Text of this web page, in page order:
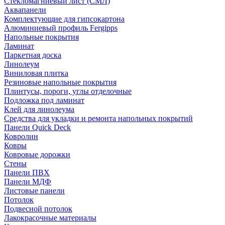
Аквапанели
Комплектующие для гипсокартона
Алюминиевый профиль Fergipps
Напольные покрытия
Ламинат
Паркетная доска
Линолеум
Виниловая плитка
Резиновые напольные покрытия
Плинтусы, пороги, углы отделочные
Подложка под ламинат
Клей для линолеума
Средства для укладки и ремонта напольных покрытий
Панели Quick Deck
Ковролин
Ковры
Ковровые дорожки
Стены
Панели ПВХ
Панели МДФ
Листовые панели
Потолок
Подвесной потолок
Лакокрасочные материалы